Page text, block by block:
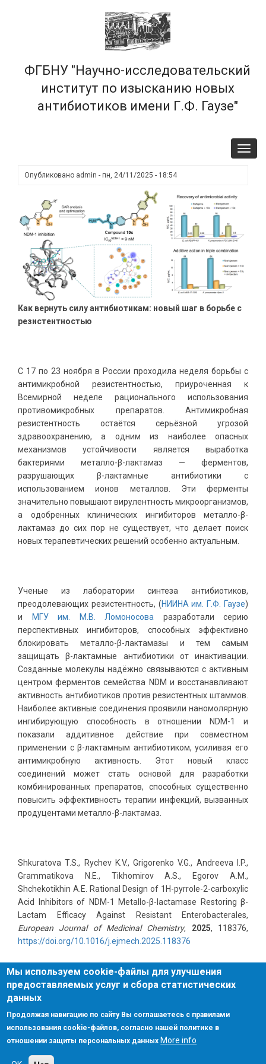
ФГБНУ "Научно-исследовательский
институт по изысканию новых
антибиотиков имени Г.Ф. Гаузе"
Опубликовано admin - пн, 24/11/2025 - 18:54
Как вернуть силу антибиотикам: новый шаг в борьбе с
резистентностью
С 17 по 23 ноября в России проходила неделя борьбы с
антимикробной резистентностью, приуроченная к
Всемирной неделе рационального использования
противомикробных препаратов. Антимикробная
резистентность остаётся серьёзной угрозой
здравоохранению, а одним из наиболее опасных
механизмов устойчивости является выработка
бактериями металло-β-лактамаз — ферментов,
разрушающих β-лактамные антибиотики с
использованием ионов металлов. Эти ферменты
значительно повышают вирулентность микроорганизмов,
а одобренных клинических ингибиторов металло-β-
лактамаз до сих пор не существует, что делает поиск
новых терапевтических решений особенно актуальным.
Ученые из лаборатории синтеза антибиотиков,
преодолевающих резистентность, (НИИНА им. Г.Ф. Гаузе)
и
МГУ им. М.В. Ломоносова разработали серию
перспективных ингибиторов, способных эффективно
блокировать металло-β-лактамазы и тем самым
защищать β-лактамные антибиотики от инактивации.
Созданные молекулы надёжно связываются с активным
центром ферментов семейства NDM и восстанавливают
активность антибиотиков против резистентных штаммов.
Наиболее активные соединения проявили наномолярную
ингибирующую способность в отношении NDM-1 и
показали аддитивное действие при совместном
применении с β-лактамным антибиотиком, усиливая его
антимикробную активность. Этот новый класс
соединений может стать основой для разработки
комбинированных препаратов, способных существенно
повысить эффективность терапии инфекций, вызванных
продуцентами металло-β-лактамаз.
Shkuratova T.S., Rychev K.V., Grigorenko V.G., Andreeva I.P.,
Grammatikova N.E., Tikhomirov A.S., Egorov A.M.,
Shchekotikhin A.E. Rational Design of 1H-pyrrole-2-carboxylic
Acid Inhibitors of NDM-1 Metallo-β-lactamase Restoring β-
Lactam Efficacy Against Resistant Enterobacterales,
European Journal of Medicinal Chemistry, 2025, 118376,
https://doi.org/10.1016/j.ejmech.2025.118376
Поиск
Поиск
О сайте Политика конфиденциальности
×
Мы используем cookie-файлы для улучшения
предоставляемых услуг и сбора статистических
данных
Продолжая навигацию по сайту Вы соглашаетесь с правилами
использования cookie-файлов, согласно нашей политике в
отношении защиты персональных данных More info